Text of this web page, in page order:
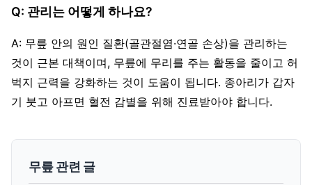
Q: 관리는 어떻게 하나요?
A: 무릎 안의 원인 질환(골관절염·연골 손상)을 관리하는
것이 근본 대책이며, 무릎에 무리를 주는 활동을 줄이고 허
벅지 근력을 강화하는 것이 도움이 됩니다. 종아리가 갑자
기 붓고 아프면 혈전 감별을 위해 진료받아야 합니다.
무릎 관련 글